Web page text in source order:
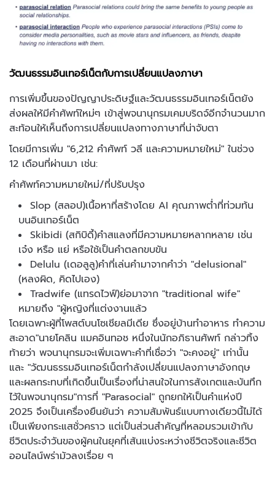
วัฒนธรรมอินเทอร์เน็ตกับการเปลี่ยนแปลงภาษา
การเพิ่มขึ้นของปัญญาประดิษฐ์และวัฒนธรรมอินเทอร์เน็ตยัง
ส่งผลให้มีคำศัพท์ใหม่ๆ เข้าสู่พจนานุกรมเคมบริดจ์อีกจำนวนมาก
สะท้อนให้เห็นถึงการเปลี่ยนแปลงทางภาษาที่น่าจับตา
โดยมีการเพิ่ม "6,212 คำศัพท์ วลี และความหมายใหม่" ในช่วง
12 เดือนที่ผ่านมา เช่น:
คำศัพท์ความหมายใหม่/ที่ปรับปรุง
Slop (สลอป)เนื้อหาที่สร้างโดย AI คุณภาพต่ำที่ท่วมท้น
บนอินเทอร์เน็ต
Skibidi (สกิบิดี้)คำสแลงที่มีความหมายหลากหลาย เช่น
เจ๋ง หรือ แย่ หรือใช้เป็นคำตลกขบขัน
Delulu (เดอลูลู)คำที่เล่นคำมาจากคำว่า "delusional"
(หลงผิด, คิดไปเอง)
Tradwife (แทรดไวฟ์)ย่อมาจาก "traditional wife"
หมายถึง "ผู้หญิงที่แต่งงานแล้ว
โดยเฉพาะผู้ที่โพสต์บนโซเชียลมีเดีย ซึ่งอยู่บ้านทำอาหาร ทำความ
สะอาด"นายโคลิน แมคอินทอช หนึ่งในนักอภิธานศัพท์ กล่าวทิ้ง
ท้ายว่า พจนานุกรมจะเพิ่มเฉพาะคำที่เชื่อว่า "จะคงอยู่" เท่านั้น
และ "วัฒนธรรมอินเทอร์เน็ตกำลังเปลี่ยนแปลงภาษาอังกฤษ
และผลกระทบที่เกิดขึ้นเป็นเรื่องที่น่าสนใจในการสังเกตและบันทึก
ไว้ในพจนานุกรม"การที่ "Parasocial" ถูกยกให้เป็นคำแห่งปี
2025 จึงเป็นเครื่องยืนยันว่า ความสัมพันธ์แบบทางเดียวนี้ไม่ได้
เป็นเพียงกระแสชั่วคราว แต่เป็นส่วนสำคัญที่หลอมรวมเข้ากับ
ชีวิตประจำวันของผู้คนในยุคที่เส้นแบ่งระหว่างชีวิตจริงและชีวิต
ออนไลน์พร่ามัวลงเรื่อย ๆ